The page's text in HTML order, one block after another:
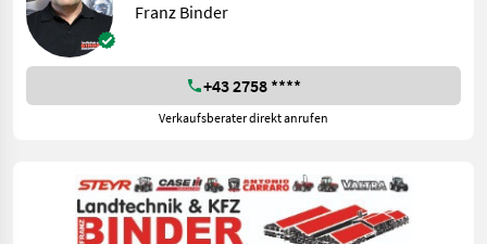
Franz Binder
+43 2758 ****
Verkaufsberater direkt anrufen